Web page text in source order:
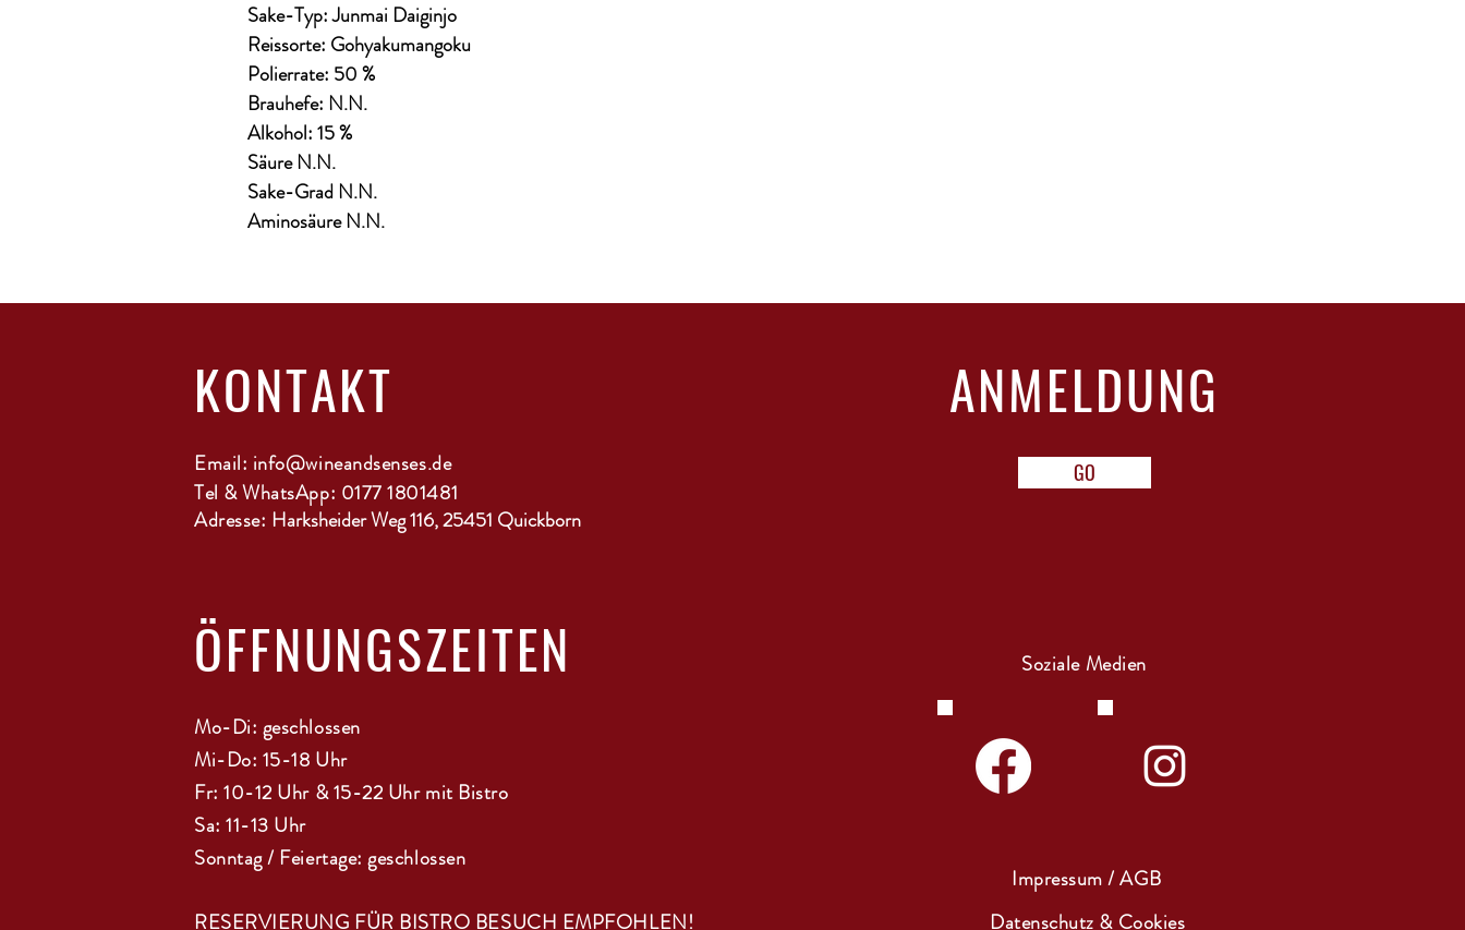
Sake-Typ: Junmai Daiginjo
Reissorte: Gohyakumangoku
Polierrate: 50 %
Brauhefe: N.N.
Alkohol: 15 %
Säure N.N.
Sake-Grad N.N.
Aminosäure N.N.
KONTAKT
Email: info@wineandsenses.de
Tel & WhatsApp: 0177 1801481
Adresse: Harksheider Weg 116, 25451 Quickborn
ANMELDUNG
GO
ÖFFNUNGSZEITEN
Mo-Di: geschlossen
Mi-Do: 15-18 Uhr
Fr: 10-12 Uhr & 15-22 Uhr mit Bistro
Sa: 11-13 Uhr
Sonntag / Feiertage: geschlossen
RESERVIERUNG FÜR BISTRO BESUCH EMPFOHLEN!
Soziale Medien
Impressum / AGB
Datenschutz & Cookies